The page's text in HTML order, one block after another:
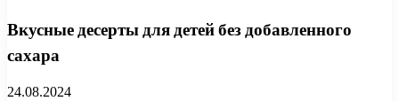
Вкусные десерты для детей без добавленного
сахара
24.08.2024